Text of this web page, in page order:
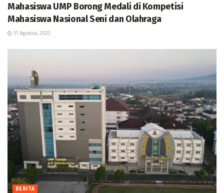
Mahasiswa UMP Borong Medali di Kompetisi
Mahasiswa Nasional Seni dan Olahraga
31 Agustus, 2023
BERITA